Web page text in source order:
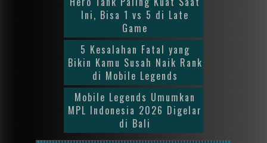
Ini, Bisa 1 vs 5 di Late
Game
5 Kesalahan Fatal yang
Bikin Kamu Susah Naik Rank
di Mobile Legends
Mobile Legends Umumkan
MPL Indonesia 2026 Digelar
di Bali